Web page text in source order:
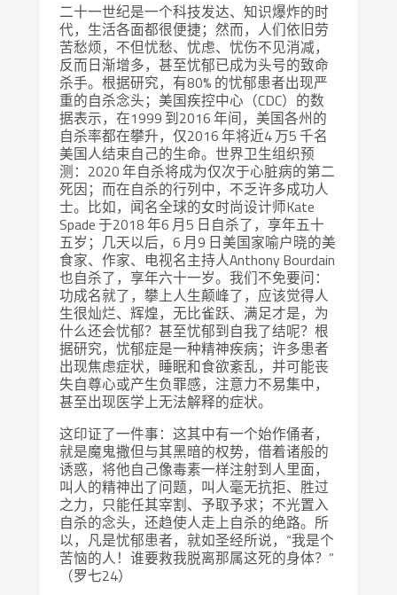
二十一世纪是一个科技发达、知识爆炸的时
代，生活各面都很便捷；然而，人们依旧劳
苦愁烦，不但忧愁、忧虑、忧伤不见消减，
反而日渐增多，甚至忧郁已成为头号的致命
杀手。根据研究，有80% 的忧郁患者出现严
重的自杀念头；美国疾控中心（CDC）的数
据表示，在1999 到2016 年间，美国各州的
自杀率都在攀升，仅2016 年将近4 万5 千名
美国人结束自己的生命。世界卫生组织预
测：2020 年自杀将成为仅次于心脏病的第二
死因；而在自杀的行列中，不乏许多成功人
士。比如，闻名全球的女时尚设计师Kate
Spade 于2018 年6 月5 日自杀了，享年五十
五岁；几天以后，6 月9 日美国家喻户晓的美
食家、作家、电视名主持人Anthony Bourdain
也自杀了，享年六十一岁。我们不免要问：
功成名就了，攀上人生颠峰了，应该觉得人
生很灿烂、辉煌，无比雀跃、满足才是，为
什么还会忧郁？甚至忧郁到自我了结呢？根
据研究，忧郁症是一种精神疾病；许多患者
出现焦虑症状，睡眠和食欲紊乱，并可能丧
失自尊心或产生负罪感，注意力不易集中，
甚至出现医学上无法解释的症状。
这印证了一件事：这其中有一个始作俑者，
就是魔鬼撒但与其黑暗的权势，借着诸般的
诱惑，将他自己像毒素一样注射到人里面，
叫人的精神出了问题，叫人毫无抗拒、胜过
之力，只能任其宰割、予取予求；不光置入
自杀的念头，还趋使人走上自杀的绝路。所
以，凡是忧郁患者，就如圣经所说，“我是个
苦恼的人！谁要救我脱离那属这死的身体？”
（罗七24）